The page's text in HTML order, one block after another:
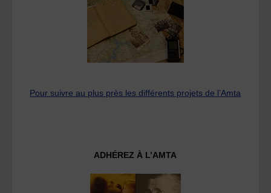
Pour suivre au plus près les différents projets de l’Amta
ADHÉREZ À L’AMTA